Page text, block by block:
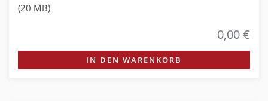
(20 MB)
0,00 €
IN DEN WARENKORB